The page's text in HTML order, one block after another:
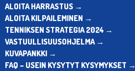
ALOITA HARRASTUS →
ALOITA KILPAILEMINEN →
TENNIKSEN STRATEGIA 2024 →
VASTUULLISUUSOHJELMA →
KUVAPANKKI →
FAQ – USEIN KYSYTYT KYSYMYKSET →